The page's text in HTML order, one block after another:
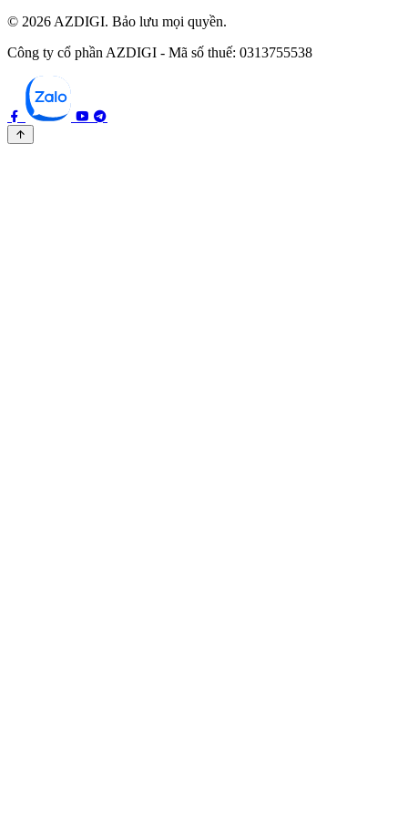
© 2026 AZDIGI. Bảo lưu mọi quyền.
Công ty cổ phần AZDIGI - Mã số thuế: 0313755538